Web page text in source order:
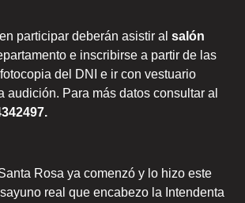
participar deberán asistir al salón
e inscribirse a partir de las
del DNI e ir con vestuario
audición. Para más datos consultar al
Rosa ya comenzó y lo hizo este
real que encabezo la Intendenta